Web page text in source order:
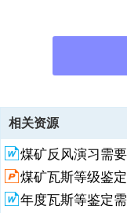
资源描述
1、,春节将至，企业也
修、更换，场地、车间
业陆续复工，员工思想
易引发安全生产事故。
前停工停产安全工作,企
相关资源
煤矿反风演习需
煤矿瓦斯等级鉴
年度瓦斯等鉴定